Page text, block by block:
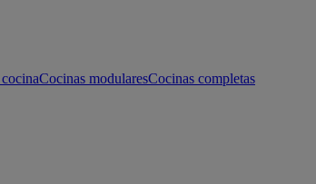
Cocinas modularesCocinas completas